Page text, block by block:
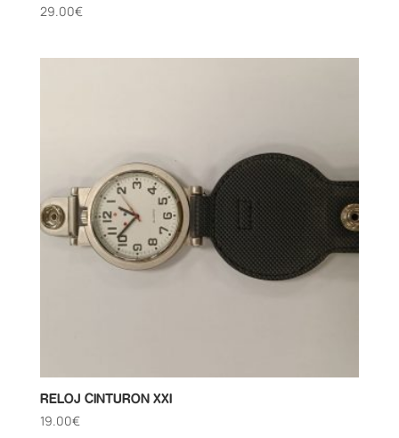
29.00€
RELOJ CINTURON XXI
19.00€